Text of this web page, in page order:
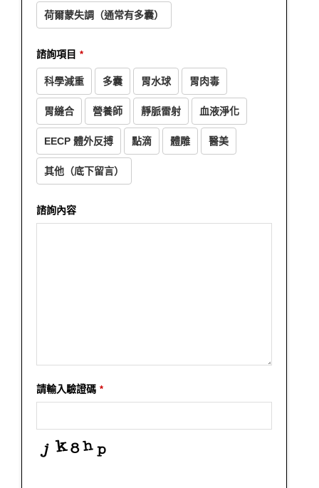
荷爾蒙失調（通常有多囊）
諮詢項目 *
科學減重 多囊 胃水球 胃肉毒
胃縫合 營養師 靜脈雷射 血液淨化
EECP 體外反搏 點滴 體雕 醫美
其他（底下留言）
諮詢內容
請輸入驗證碼 *